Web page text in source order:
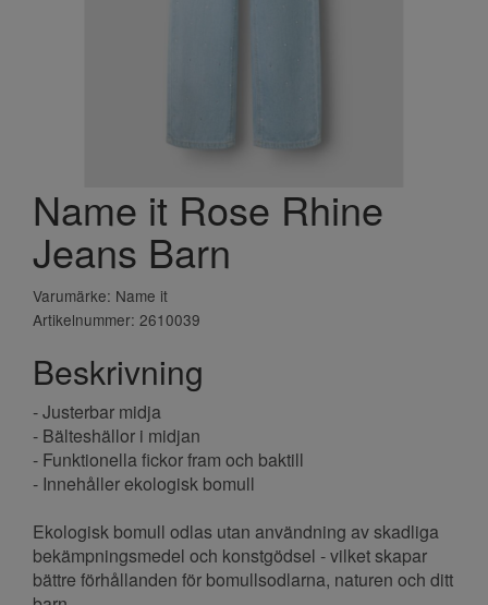
Name it Rose Rhine
Jeans Barn
Varumärke: Name it
Artikelnummer: 2610039
Beskrivning
- Justerbar midja
- Bälteshällor i midjan
- Funktionella fickor fram och baktill
- Innehåller ekologisk bomull
Ekologisk bomull odlas utan användning av skadliga
bekämpningsmedel och konstgödsel - vilket skapar
bättre förhållanden för bomullsodlarna, naturen och ditt